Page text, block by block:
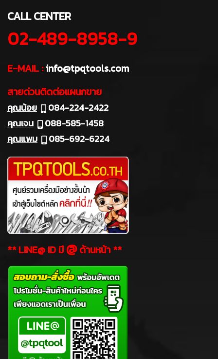
CALL CENTER
02-489-8958-9
E-MAIL :info@tpqtools.com
สายด่วนติดต่อแผนกขาย
คุณน้อย
084-224-2422
คุณเจน
088-585-1458
คุณแพม
085-692-6224
** LINE@ ID มี @ด้านหน้า **